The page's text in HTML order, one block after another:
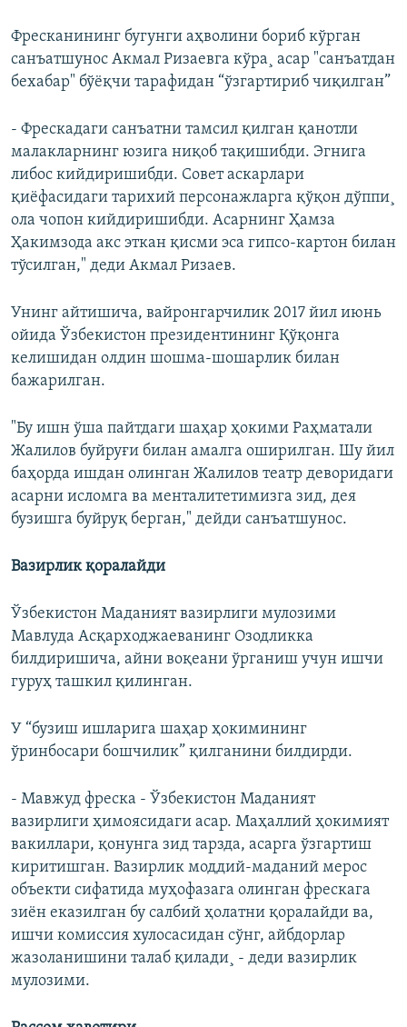
Фресканининг бугунги аҳволини бориб кўрган
санъатшунос Акмал Ризаевга кўра¸ асар "санъатдан
бехабар" бўëқчи тарафидан “ўзгартириб чиқилган”
- Фрескадаги санъатни тамсил қилган қанотли
малакларнинг юзига ниқоб тақишибди. Эгнига
либос кийдиришибди. Совет аскарлари
қиëфасидаги тарихий персонажларга қўқон дўппи¸
ола чопон кийдиришибди. Асарнинг Ҳамза
Ҳакимзода акс эткан қисми эса гипсо-картон билан
тўсилган," деди Акмал Ризаев.
Унинг айтишича, вайронгарчилик 2017 йил июнь
ойида Ўзбекистон президентининг Қўқонга
келишидан олдин шошма-шошарлик билан
бажарилган.
"Бу ишн ўша пайтдаги шаҳар ҳокими Раҳматали
Жалилов буйруғи билан амалга оширилган. Шу йил
баҳорда ишдан олинган Жалилов театр деворидаги
асарни исломга ва менталитетимизга зид, дея
бузишга буйруқ берган," дейди санъатшунос.
Вазирлик қоралайди
Ўзбекистон Маданият вазирлиги мулозими
Мавлуда Асқарходжаеванинг Озодликка
билдиришича, айни воқеани ўрганиш учун ишчи
гуруҳ ташкил қилинган.
У “бузиш ишларига шаҳар ҳокимининг
ўринбосари бошчилик” қилганини билдирди.
- Мавжуд фреска - Ўзбекистон Маданият
вазирлиги ҳимоясидаги асар. Маҳаллий ҳокимият
вакиллари, қонунга зид тарзда, асарга ўзгартиш
киритишган. Вазирлик моддий-маданий мерос
объекти сифатида муҳофазага олинган фрескага
зиëн еказилган бу салбий ҳолатни қоралайди ва,
ишчи комиссия хулосасидан сўнг, айбдорлар
жазоланишини талаб қилади¸ - деди вазирлик
мулозими.